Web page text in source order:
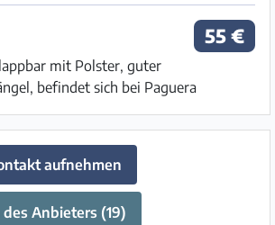
55 €
mit Polster, guter
befindet sich bei Paguera
aufnehmen
Anbieters (19)